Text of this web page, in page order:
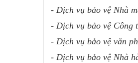
- Dịch vụ bảo vệ Nhà
- Dịch vụ bảo vệ Công
- Dịch vụ bảo vệ văn
- Dịch vụ bảo vệ Nhà